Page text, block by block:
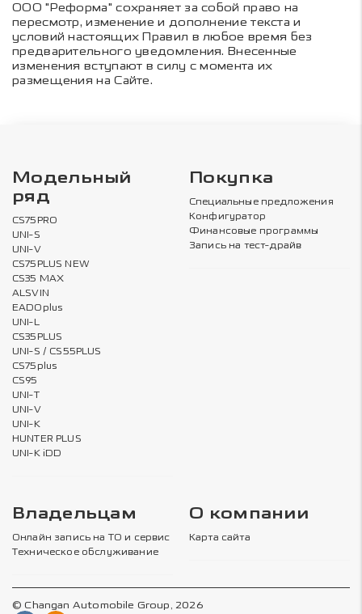
ООО "Реформа" сохраняет за собой право на
пересмотр, изменение и дополнение текста и
условий настоящих Правил в любое время без
предварительного уведомления. Внесенные
изменения вступают в силу с момента их
размещения на Сайте.
Модельный
ряд
CS75PRO
UNI-S
UNI-V
CS75PLUS NEW
CS35 MAX
ALSVIN
EADOplus
UNI-L
CS35PLUS
UNI-S / CS55PLUS
CS75plus
CS95
UNI-T
UNI-V
UNI-K
HUNTER PLUS
UNI-K iDD
Покупка
Специальные предложения
Конфигуратор
Финансовые программы
Запись на тест-драйв
Владельцам
Онлайн запись на ТО и сервис
Техническое обслуживание
О компании
Карта сайта
© Changan Automobile Group, 2026